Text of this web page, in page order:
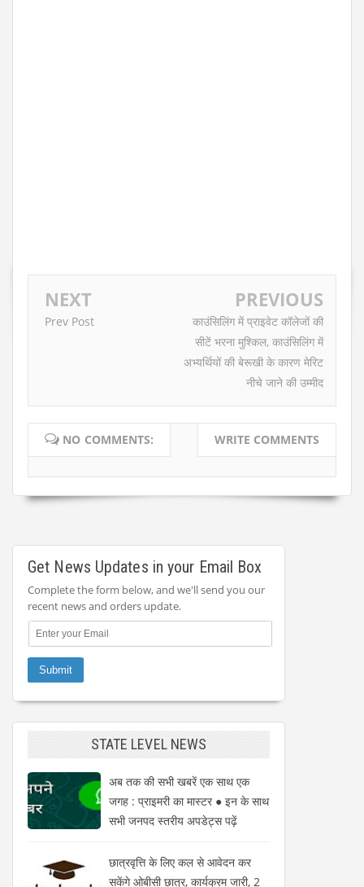
NEXT
Prev Post
PREVIOUS
काउंसिलिंग में प्राइवेट कॉलेजों की
सीटें भरना मुश्किल, काउंसिलिंग में
अभ्यर्थियों की बेरूखी के कारण मेरिट
नीचे जाने की उम्मीद
NO COMMENTS: WRITE COMMENTS
Get News Updates in your Email Box
Complete the form below, and we'll send you our
recent news and orders update.
STATE LEVEL NEWS
अब तक की सभी खबरें एक साथ एक
जगह : प्राइमरी का मास्टर ● इन के साथ
सभी जनपद स्तरीय अपडेट्स पढ़ें
छात्रवृत्ति के लिए कल से आवेदन कर
सकेंगे ओबीसी छात्र, कार्यक्रम जारी, 2